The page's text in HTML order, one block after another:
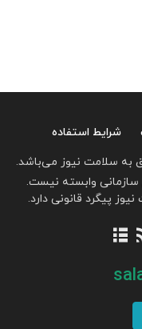
شرایط استفاده
به سلامت نیوز می‌باشد.
وابسته نیست.
پیگرد قانونی دارد.